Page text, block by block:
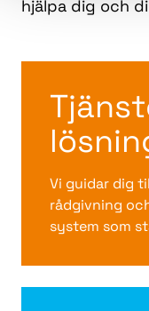
hjälpa dig och
Vi guidar dig
rådgivning
system som